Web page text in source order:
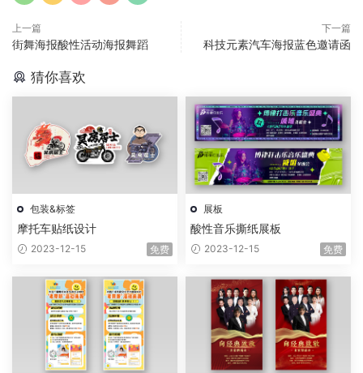
上一篇
街舞海报酸性活动海报舞蹈
下一篇
科技元素汽车海报蓝色邀请函
猜你喜欢
包装&标签
摩托车贴纸设计
2023-12-15 免费
展板
酸性音乐撕纸展板
2023-12-15 免费